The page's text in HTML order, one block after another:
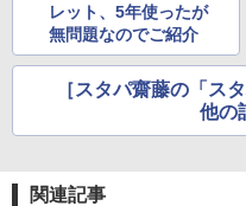
レット、5年使ったが
無問題なのでご紹介
［スタパ齋藤の「ス
他の
関連記事